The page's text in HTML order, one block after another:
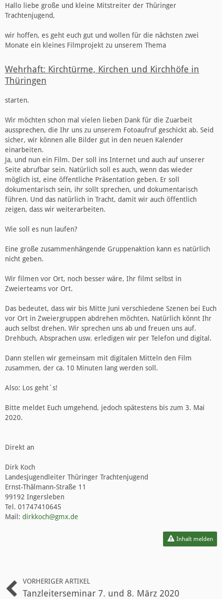
Hallo liebe große und kleine Mitstreiter der Thüringer
Trachtenjugend,
wir hoffen, es geht euch gut und wollen für die nächsten zwei
Monate ein kleines Filmprojekt zu unserem Thema
Wehrhaft: Kirchtürme, Kirchen und Kirchhöfe in
Thüringen
starten.
Wir möchten schon mal vielen lieben Dank für die Zuarbeit
aussprechen, die Ihr uns zu unserem Fotoaufruf geschickt ab. Seid
sicher, wir können alle Bilder gut in den neuen Kalender
einarbeiten.
Ja, und nun ein Film. Der soll ins Internet und auch auf unserer
Seite abrufbar sein. Natürlich soll es auch, wenn das wieder
möglich ist, eine öffentliche Präsentation geben. Er soll
dokumentarisch sein, ihr sollt sprechen, und dokumentarisch
führen. Und das natürlich in Tracht, damit wir auch öffentlich
zeigen, dass wir weiterarbeiten.
Wie soll es nun laufen?
Eine große zusammenhängende Gruppenaktion kann es natürlich
nicht geben.
Wir filmen vor Ort, noch besser wäre, Ihr filmt selbst in
Zweierteams vor Ort.
Das bedeutet, dass wir bis Mitte Juni verschiedene Szenen bei Euch
vor Ort in Zweiergruppen abdrehen möchten. Natürlich könnt Ihr
auch selbst drehen. Wir sprechen uns ab und freuen uns auf.
Drehbuch, Absprachen usw. erledigen wir per Telefon und digital.
Dann stellen wir gemeinsam mit digitalen Mitteln den Film
zusammen, der ca. 10 Minuten lang werden soll.
Also: Los geht´s!
Bitte meldet Euch umgehend, jedoch spätestens bis zum 3. Mai
2020.
Direkt an
Dirk Koch
Landesjugendleiter Thüringer Trachtenjugend
Ernst-Thälmann-Straße 11
99192 Ingersleben
Tel. 01747410645
Mail: dirkkoch@gmx.de
Inhalt melden
VORHERIGER ARTIKEL
Tanzleiterseminar 7. und 8. März 2020